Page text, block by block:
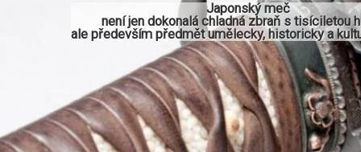
Japonský meč
není jen dokonalá chladná zbraň s tisíciletou
ale především předmět umělecky, historicky a